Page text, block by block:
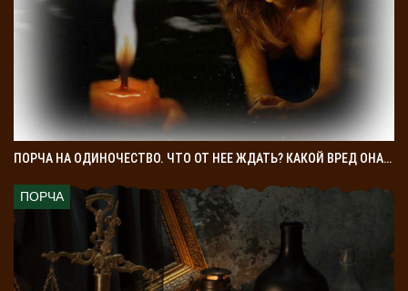
ПОРЧА НА ОДИНОЧЕСТВО. ЧТО ОТ НЕЕ ЖДАТЬ? КАКОЙ ВРЕД ОНА…
ПОРЧА